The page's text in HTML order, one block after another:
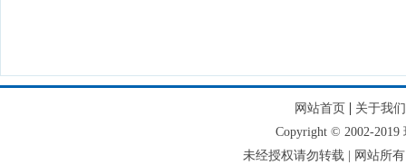
网站首页| 关于我们
Copyright © 2002-2019
未经授权请勿转载 | 网站所